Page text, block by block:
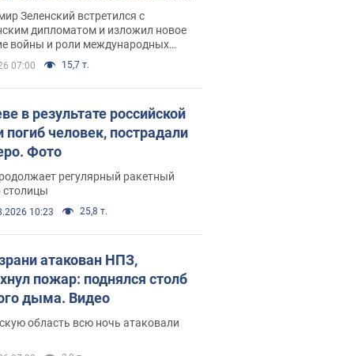
с Безсмертным
Зеленский встретился с
дипломатом и изложил новое
войны и роли международных
в борьбе с Россией
07:00 15,7 т.
в результате российской
погиб человек, пострадали
Фото
регулярный ракетный
столицы
10:23 25,8 т.
атакован НПЗ,
пожар: поднялся столб
дыма. Видео
область всю ночь атаковали